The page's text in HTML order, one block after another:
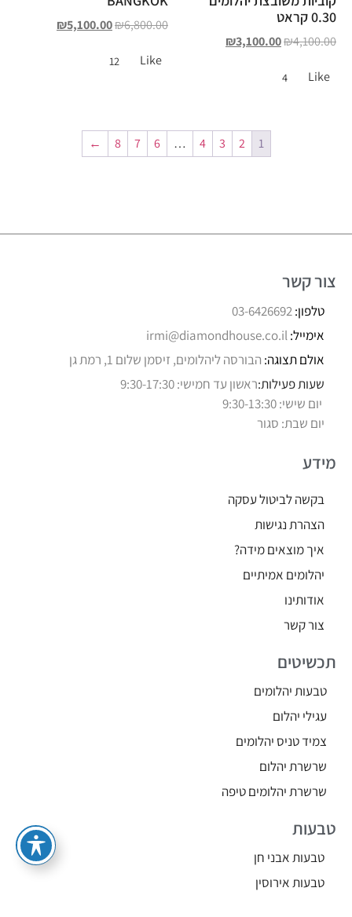
0.30 קראט
₪4,100.00
₪3,100.00
Like
4
₪6,800.00
₪5,100.00
Like
12
1
2
3
4
…
6
7
8
←
צור קשר
טלפון:03-6426692
אימייל:irmi@diamondhouse.co.il
אולם תצוגה: הבורסה ליהלומים, זיסמן שלום 1, רמת גן
שעות פעילות:ראשון עד חמישי: 9:30-17:30
יום שישי: 9:30-13:30
יום שבת: סגור
מידע
בקשה לביטול עסקה
הצהרת נגישות
איך מוצאים מידה?
יהלומים אמיתיים
אודותינו
צור קשר
תכשיטים
טבעות יהלומים
עגילי יהלום
צמיד טניס יהלומים
שרשרת יהלום
שרשרת יהלומים טיפה
טבעות
טבעות אבני חן
טבעות אירוסין